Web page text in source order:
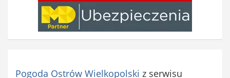
Pogoda Ostrów Wielkopolski z serwisu